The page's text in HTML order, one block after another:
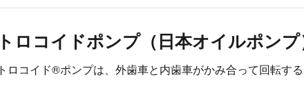
トロコイドポンプ（日本オイルポンプ
トロコイド®ポンプは、外歯車と内歯車がかみ合って回転す